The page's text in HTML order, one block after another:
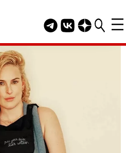
Telegram канал
Группа HELLO
Канал